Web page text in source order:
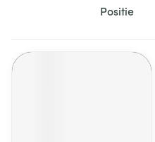
Sorteer op: